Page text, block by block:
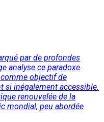
par de profondes
analyse ce paradoxe
objectif de
si inégalement accessible.
renouvelée de la
mondial, peu abordée